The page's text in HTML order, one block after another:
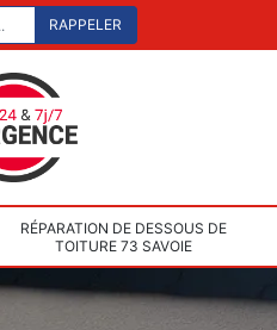
RÉPARATION DE DESSOUS DE
TOITURE 73 SAVOIE